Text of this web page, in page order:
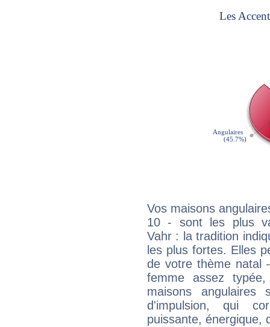
Vos maisons
10 - sont les plus
Vahr : la tradition
les plus fortes. Elles
de votre thème natal
femme assez
maisons
d'impulsion, qui
puissante, énergique,